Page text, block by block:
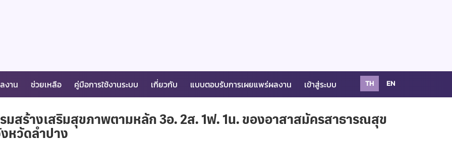
งาน ช่วยเหลือ คู่มือการใช้งานระบบ เกี่ยวกับ แบบตอบรับการเผยแพร่ผลงาน เข้าสู่ระบบ TH EN
สร้างเสริมสุขภาพตามหลัก 3อ. 2ส. 1ฟ. 1น. ของอาสาสมัครสาธารณสุข
หวัดลำปาง